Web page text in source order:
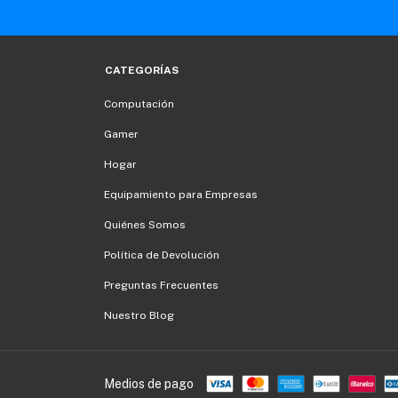
CATEGORÍAS
Computación
Gamer
Hogar
Equipamiento para Empresas
Quiénes Somos
Política de Devolución
Preguntas Frecuentes
Nuestro Blog
Medios de pago